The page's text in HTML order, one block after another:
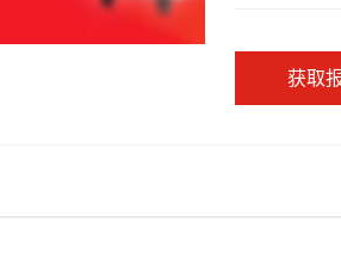
获取